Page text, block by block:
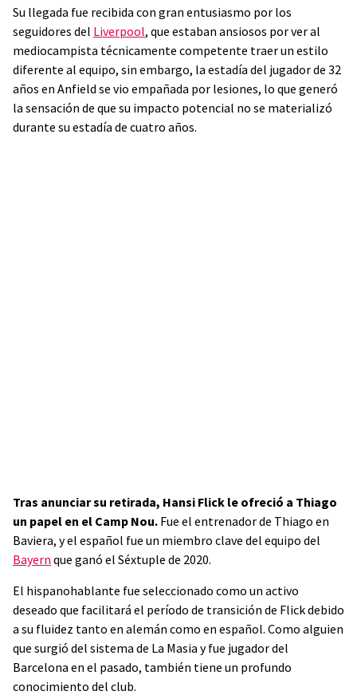
Su llegada fue recibida con gran entusiasmo por los
seguidores del Liverpool, que estaban ansiosos por ver al
mediocampista técnicamente competente traer un estilo
diferente al equipo, sin embargo, la estadía del jugador de 32
años en Anfield se vio empañada por lesiones, lo que generó
la sensación de que su impacto potencial no se materializó
durante su estadía de cuatro años.
Tras anunciar su retirada, Hansi Flick le ofreció a Thiago
un papel en el Camp Nou. Fue el entrenador de Thiago en
Baviera, y el español fue un miembro clave del equipo del
Bayern que ganó el Séxtuple de 2020.
El hispanohablante fue seleccionado como un activo
deseado que facilitará el período de transición de Flick debido
a su fluidez tanto en alemán como en español. Como alguien
que surgió del sistema de La Masia y fue jugador del
Barcelona en el pasado, también tiene un profundo
conocimiento del club.